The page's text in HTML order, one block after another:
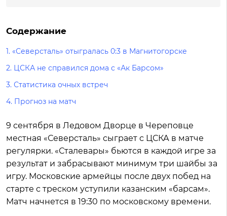
Содержание
1. «Северсталь» отыгралась 0:3 в Магнитогорске
2. ЦСКА не справился дома с «Ак Барсом»
3. Статистика очных встреч
4. Прогноз на матч
9 сентября в Ледовом Дворце в Череповце
местная «Северсталь» сыграет с ЦСКА в матче
регулярки. «Сталевары» бьются в каждой игре за
результат и забрасывают минимум три шайбы за
игру. Московские армейцы после двух побед на
старте с треском уступили казанским «барсам».
Матч начнется в 19:30 по московскому времени.